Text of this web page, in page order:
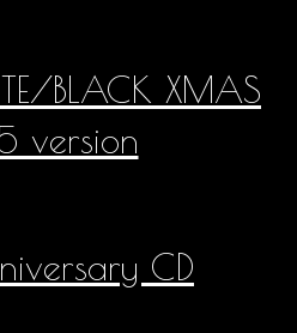
BLACK XMAS
version
CD